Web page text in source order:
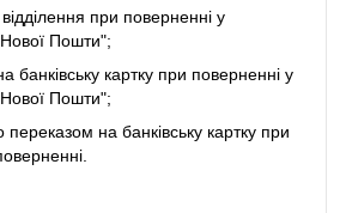
при поверненні у
Пошти";
банківську картку при поверненні у
Пошти";
переказом на банківську картку при